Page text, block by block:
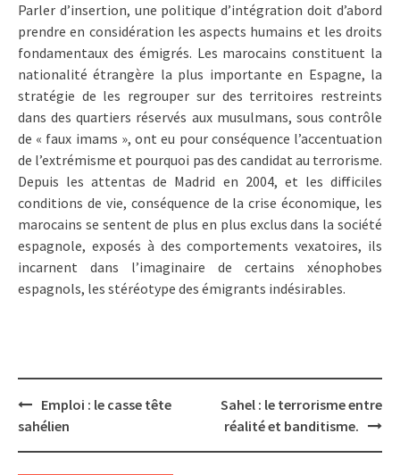
Parler d’insertion, une politique d’intégration doit d’abord
prendre en considération les aspects humains et les droits
fondamentaux des émigrés. Les marocains constituent la
nationalité étrangère la plus importante en Espagne, la
stratégie de les regrouper sur des territoires restreints
dans des quartiers réservés aux musulmans, sous contrôle
de « faux imams », ont eu pour conséquence l’accentuation
de l’extrémisme et pourquoi pas des candidat au terrorisme.
Depuis les attentas de Madrid en 2004, et les difficiles
conditions de vie, conséquence de la crise économique, les
marocains se sentent de plus en plus exclus dans la société
espagnole, exposés à des comportements vexatoires, ils
incarnent dans l’imaginaire de certains xénophobes
espagnols, les stéréotype des émigrants indésirables.
Post
navigation
Emploi : le casse tête
sahélien
Sahel : le terrorisme entre
réalité et banditisme.